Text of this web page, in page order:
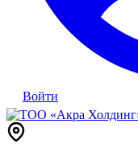
Войти